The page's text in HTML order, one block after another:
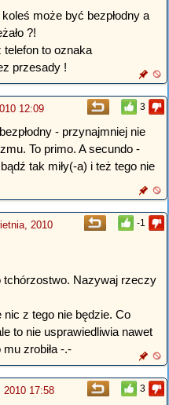
może być bezpłodny a
?!
to oznaka
przesady !
3
12:09
- przynajmniej nie
To primo. A secundo -
tak miły(-a) i też tego nie
-1
2010
tchórzostwo. Nazywaj rzeczy
nic z tego nie będzie. Co
to nie usprawiedliwia nawet
zrobiła -.-
3
2010 17:58